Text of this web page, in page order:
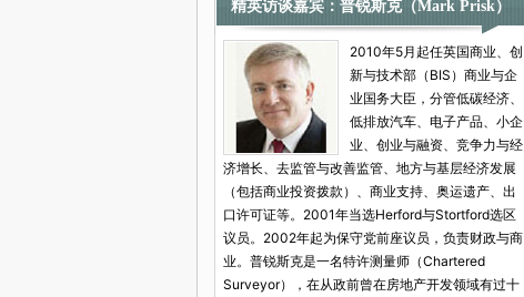
精英访谈嘉宾：普锐斯克（Mark Prisk）
2010年5月起任英国商业、创
新与技术部（BIS）商业与企
业国务大臣，分管低碳经济、
低排放汽车、电子产品、小企
业、创业与融资、竞争力与经
济增长、去监管与改善监管、地方与基层经济发展
（包括商业投资拨款）、商业支持、奥运遗产、出
口许可证等。2001年当选Herford与Stortford选区
议员。2002年起为保守党前座议员，负责财政与商
业。普锐斯克是一名特许测量师（Chartered
Surveyor），在从政前曾在房地产开发领域有过十